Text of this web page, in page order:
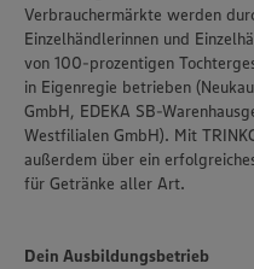
Verbrauchermärkte werden
Einzelhändlerinnen und
von 100-prozentigen
in Eigenregie betrieben
GmbH, EDEKA SB-
Westfilialen GmbH). Mit
außerdem über ein
für Getränke aller Art.
Dein Ausbildungsbetrieb